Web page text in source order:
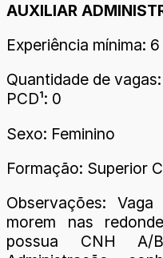
AUXILIAR
Experiência mínima:
Quantidade de vagas:
PCD¹: 0
Sexo: Feminino
Formação: Superior
Observações:
morem nas
possua CNH